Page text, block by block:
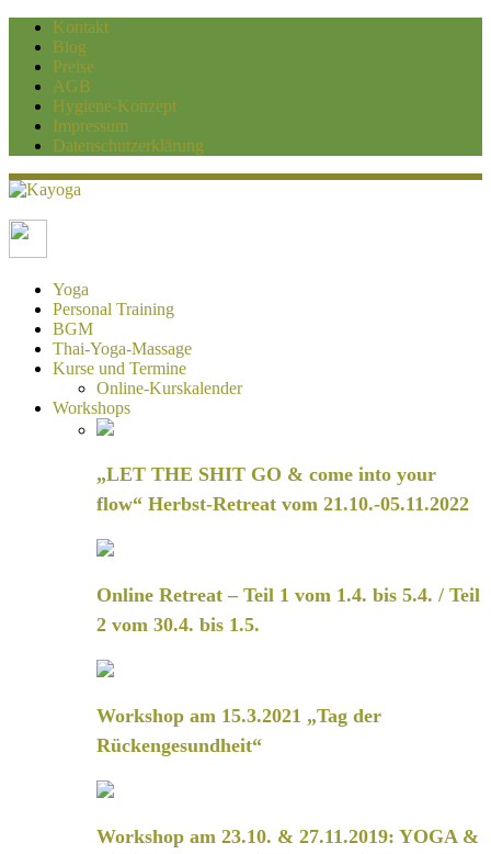
Kontakt
Blog
Preise
AGB
Hygiene-Konzept
Impressum
Datenschutzerklärung
Kayoga
Yoga und Personaltraining Duisburg
Yoga
Personal Training
BGM
Thai-Yoga-Massage
Kurse und Termine
Online-Kurskalender
Workshops
„LET THE SHIT GO & come into your
flow“ Herbst-Retreat vom 21.10.-05.11.2022
Online Retreat – Teil 1 vom 1.4. bis 5.4. / Teil
2 vom 30.4. bis 1.5.
Workshop am 15.3.2021 „Tag der
Rückengesundheit“
Workshop am 23.10. & 27.11.2019: YOGA &